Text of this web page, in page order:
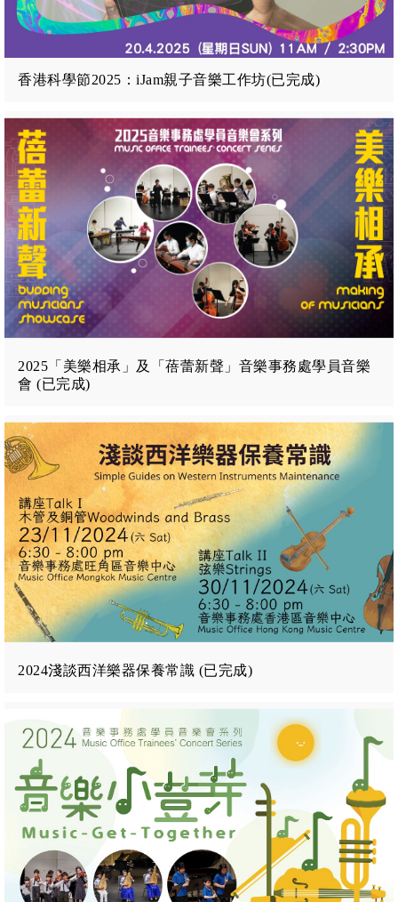
香港科學節2025：iJam親子音樂工作坊(已完成)
2025「美樂相承」及「蓓蕾新聲」音樂事務處學員音樂
會 (已完成)
2024淺談西洋樂器保養常識 (已完成)